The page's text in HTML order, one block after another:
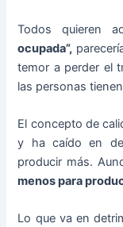
Todos quieren
ocupada”,
temor a perder el
las personas
El concepto de
y ha caído en
producir más.
menos para
Lo que va en